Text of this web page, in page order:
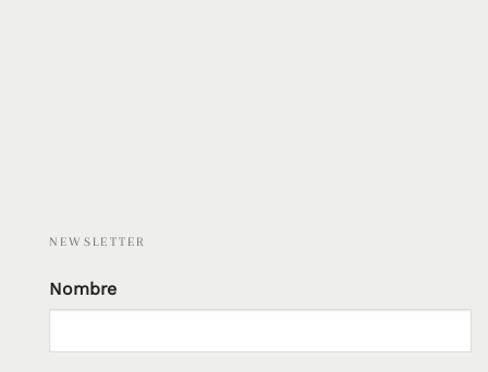
NEWSLETTER
Nombre